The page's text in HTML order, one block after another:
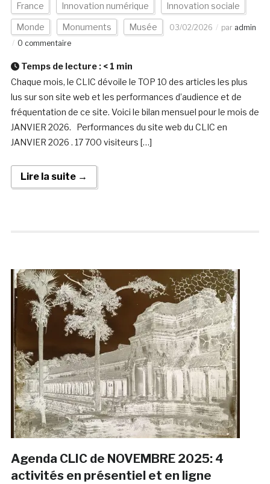
France Innovation numérique Innovation sociale
Monde Monuments Musée 03/02/2026 par admin
0 commentaire
Temps de lecture : < 1 min
Chaque mois, le CLIC dévoile le TOP 10 des articles les plus
lus sur son site web et les performances d’audience et de
fréquentation de ce site. Voici le bilan mensuel pour le mois de
JANVIER 2026. Performances du site web du CLIC en
JANVIER 2026 . 17 700 visiteurs […]
Lire la suite →
Agenda CLIC de NOVEMBRE 2025: 4
activités en présentiel et en ligne